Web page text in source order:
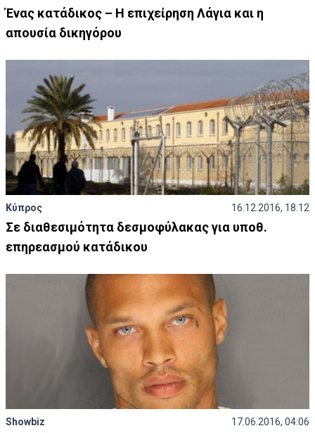
Ένας κατάδικος – Η επιχείρηση Λάγια και η
απουσία δικηγόρου
Κύπρος 16.12.2016, 18:12
Σε διαθεσιμότητα δεσμοφύλακας για υποθ.
επηρεασμού κατάδικου
Showbiz 17.06.2016, 04:06